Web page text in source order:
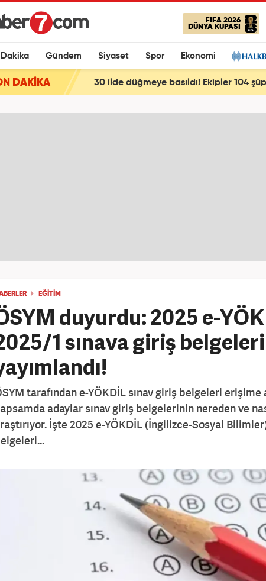
FIFA 2026
DÜNYA KUPASI
Gündem Siyaset Spor Ekonomi
DAKİKA 30 ilde düğmeye basıldı! Ekipler 104
EĞİTİM
duyurdu: 2025 e-
1 sınava giriş belgeleri
tarafından e-YÖKDİL sınav giriş belgeleri erişime
adaylar sınav giriş belgelerinin nereden ve
İşte 2025 e-YÖKDİL (İngilizce-Sosyal